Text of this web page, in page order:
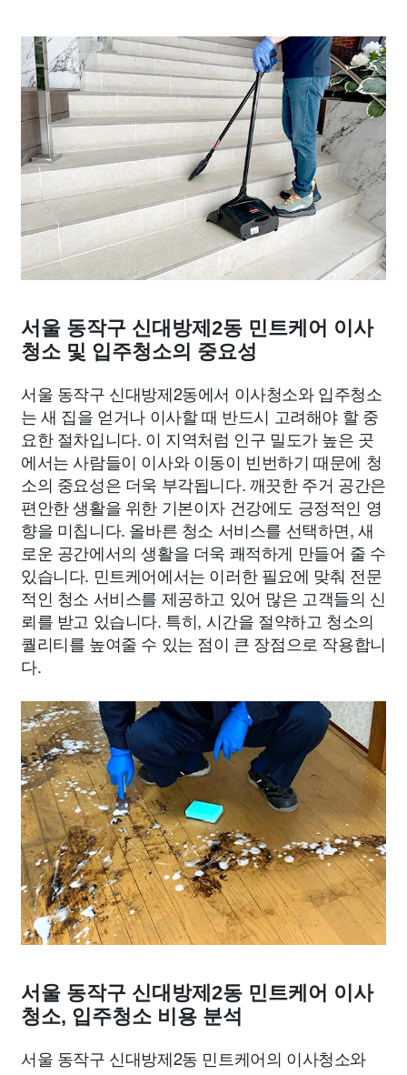
서울 동작구 신대방제2동 민트케어 이사
청소 및 입주청소의 중요성
서울 동작구 신대방제2동에서 이사청소와 입주청소
는 새 집을 얻거나 이사할 때 반드시 고려해야 할 중
요한 절차입니다. 이 지역처럼 인구 밀도가 높은 곳
에서는 사람들이 이사와 이동이 빈번하기 때문에 청
소의 중요성은 더욱 부각됩니다. 깨끗한 주거 공간은
편안한 생활을 위한 기본이자 건강에도 긍정적인 영
향을 미칩니다. 올바른 청소 서비스를 선택하면, 새
로운 공간에서의 생활을 더욱 쾌적하게 만들어 줄 수
있습니다. 민트케어에서는 이러한 필요에 맞춰 전문
적인 청소 서비스를 제공하고 있어 많은 고객들의 신
뢰를 받고 있습니다. 특히, 시간을 절약하고 청소의
퀄리티를 높여줄 수 있는 점이 큰 장점으로 작용합니
다.
서울 동작구 신대방제2동 민트케어 이사
청소, 입주청소 비용 분석
서울 동작구 신대방제2동 민트케어의 이사청소와